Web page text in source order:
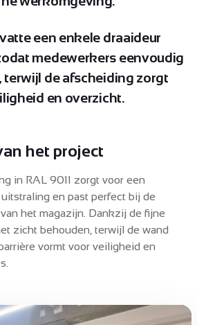
een enkele draaideur
medewerkers eenvoudig
terwijl de afscheiding zorgt
en overzicht.
het project
in RAL 9011 zorgt voor een
en past perfect bij de
het magazijn. Dankzij de fijne
zicht behouden, terwijl de wand
vormt voor veiligheid en